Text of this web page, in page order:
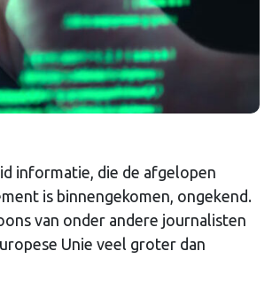
informatie, die de afgelopen
is binnengekomen, ongekend.
van onder andere journalisten
Unie veel groter dan